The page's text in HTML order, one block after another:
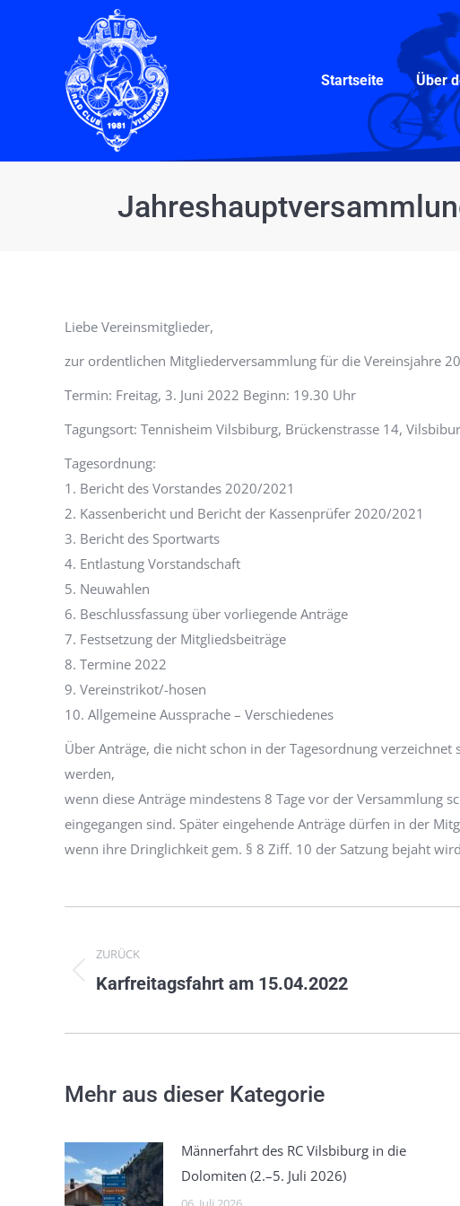
Startseite Über
Liebe Vereinsmitglieder,
zur ordentlichen Mitgliederversammlung für die Vereinsjahre
Termin: Freitag, 3. Juni 2022 Beginn: 19.30 Uhr
Tagungsort: Tennisheim Vilsbiburg, Brückenstrasse 14,
Tagesordnung:
1. Bericht des Vorstandes 2020/2021
2. Kassenbericht und Bericht der Kassenprüfer 2020/2021
3. Bericht des Sportwarts
4. Entlastung Vorstandschaft
5. Neuwahlen
6. Beschlussfassung über vorliegende Anträge
7. Festsetzung der Mitgliedsbeiträge
8. Termine 2022
9. Vereinstrikot/-hosen
10. Allgemeine Aussprache – Verschiedenes
Über Anträge, die nicht schon in der Tagesordnung
werden,
wenn diese Anträge mindestens 8 Tage vor der Versammlung
eingegangen sind. Später eingehende Anträge dürfen in der
wenn ihre Dringlichkeit gem. § 8 Ziff. 10 der Satzung bejaht
ZURÜCK
Vorheriger
Karfreitagsfahrt am 15.04.2022
Mehr aus dieser Kategorie
Männerfahrt des RC Vilsbiburg in die
Dolomiten (2.–5. Juli 2026)
Über den